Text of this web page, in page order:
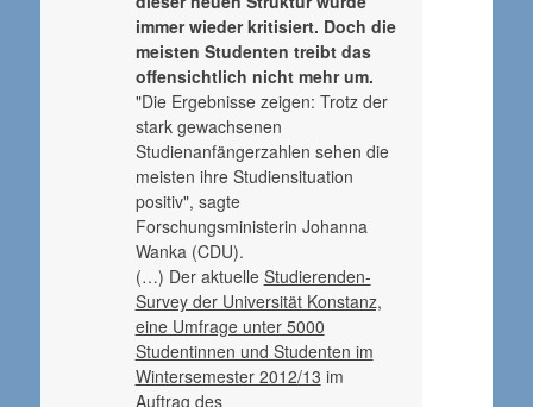
immer wieder kritisiert. Doch die
meisten Studenten treibt das
offensichtlich nicht mehr um.
"Die Ergebnisse zeigen: Trotz der
stark gewachsenen
Studienanfängerzahlen sehen die
meisten ihre Studiensituation
positiv", sagte
Forschungsministerin Johanna
Wanka (CDU).
(…) Der aktuelle Studierenden-
Survey der Universität Konstanz,
eine Umfrage unter 5000
Studentinnen und Studenten im
Wintersemester 2012/13 im
Auftrag des